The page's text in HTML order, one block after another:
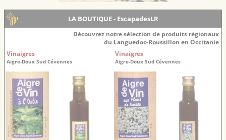
LA BOUTIQUE - EscapadesLR
Découvrez notre sélection de produits régionaux
du Languedoc-Roussillon en Occitanie
Vinaigres
Aigre-Doux Sud Cévennes
Vinaigres
Aigre-Doux Sud Cévennes